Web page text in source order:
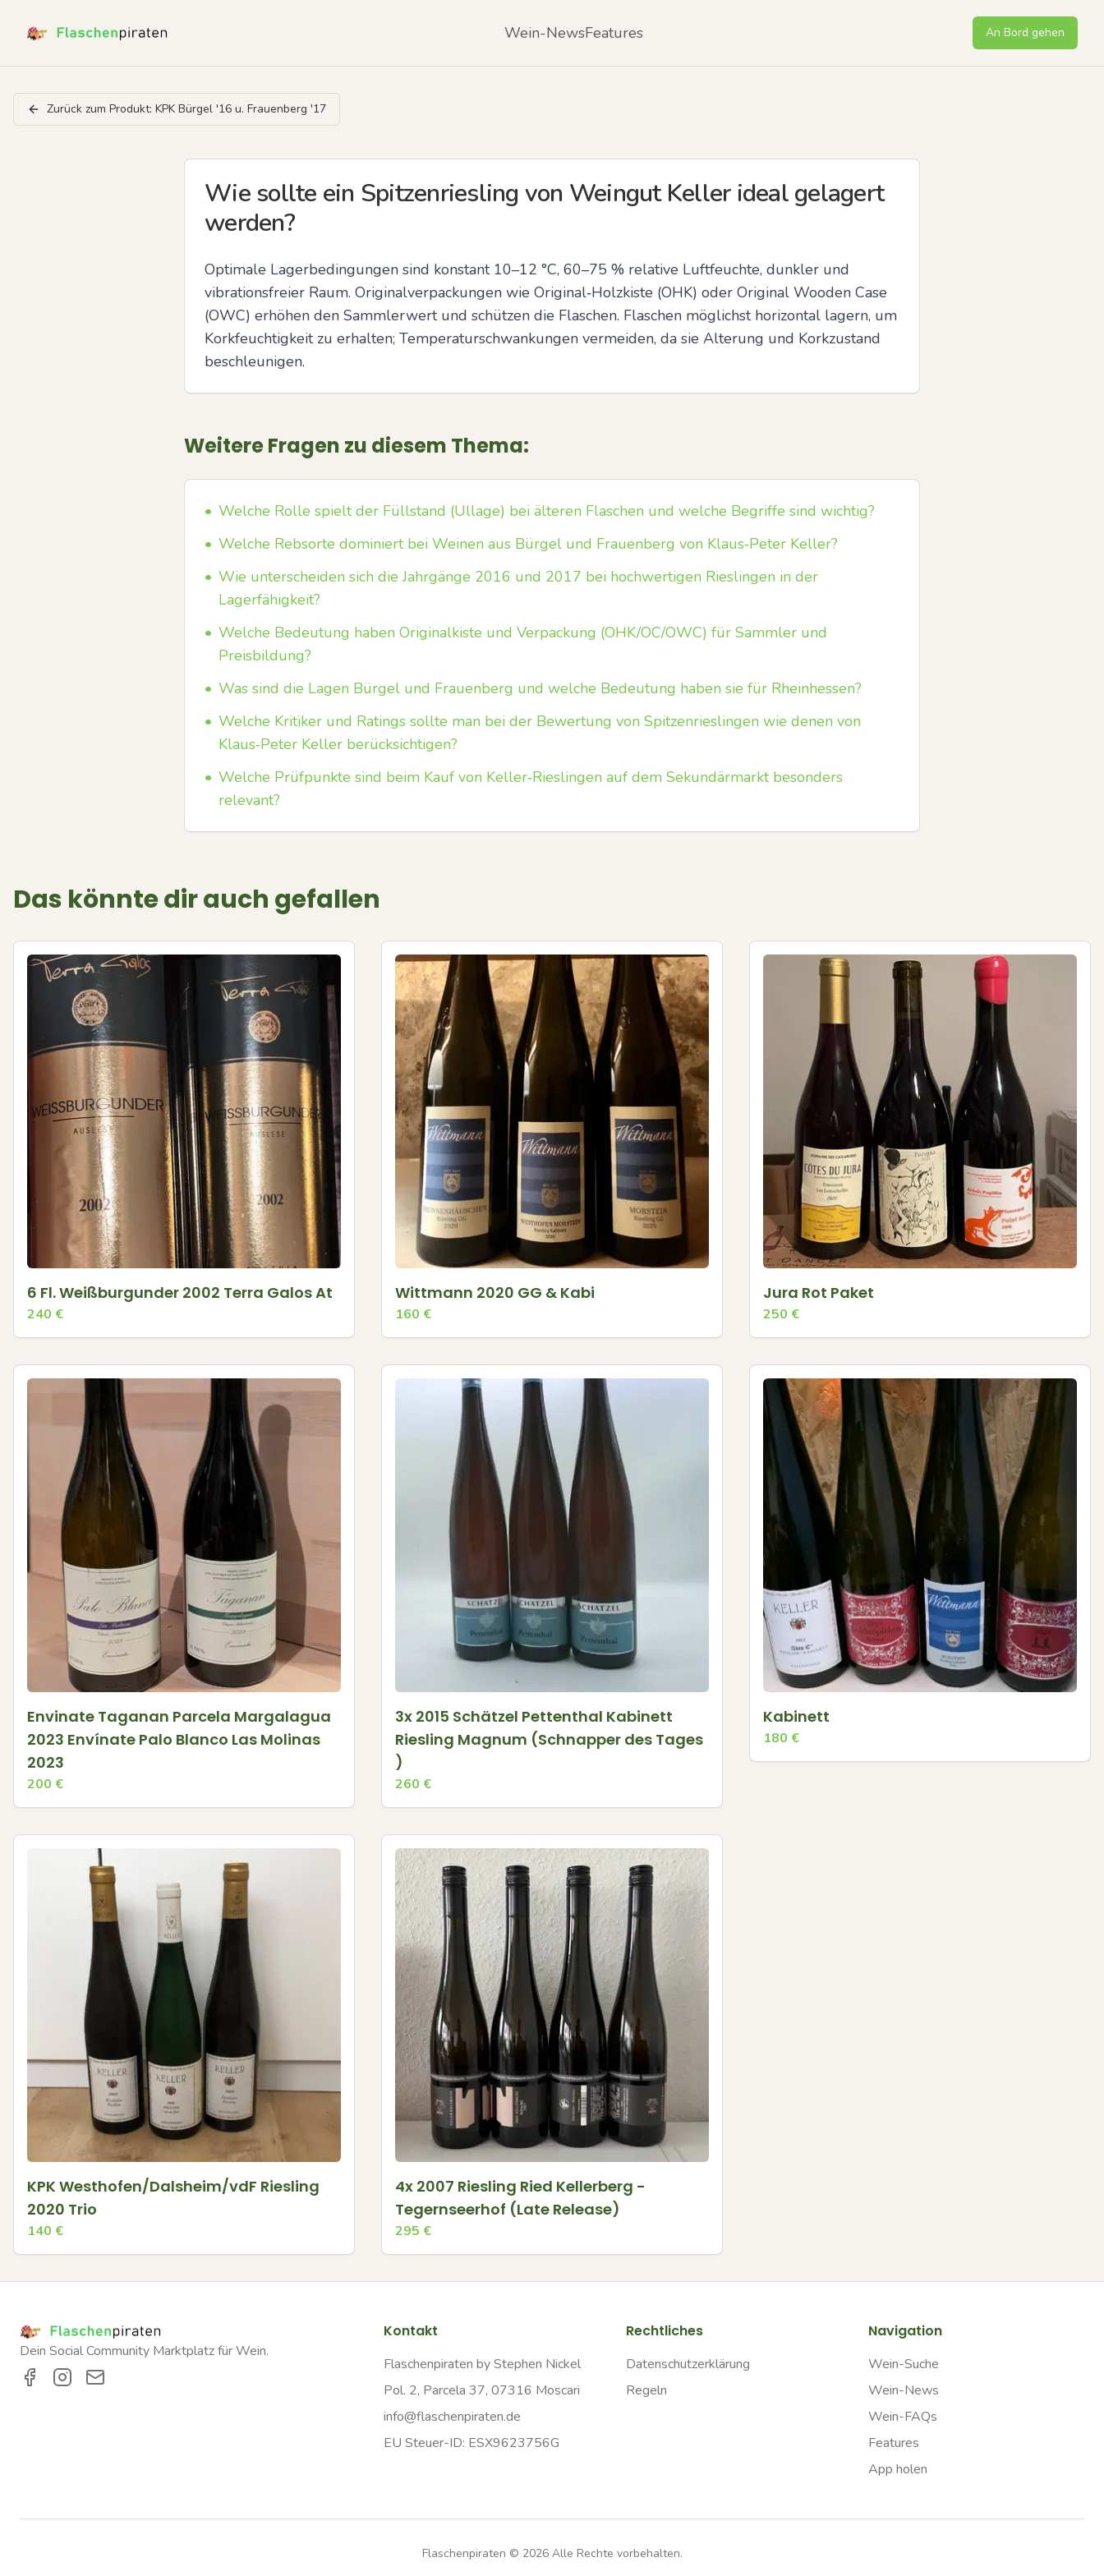
Wein-NewsFeatures An Bord gehen
Zurück zum Produkt: KPK Bürgel '16 u. Frauenberg '17
Wie sollte ein Spitzenriesling von Weingut Keller ideal gelagert
werden?
Optimale Lagerbedingungen sind konstant 10–12 °C, 60–75 % relative Luftfeuchte, dunkler und
vibrationsfreier Raum. Originalverpackungen wie Original‑Holzkiste (OHK) oder Original Wooden Case
(OWC) erhöhen den Sammlerwert und schützen die Flaschen. Flaschen möglichst horizontal lagern, um
Korkfeuchtigkeit zu erhalten; Temperaturschwankungen vermeiden, da sie Alterung und Korkzustand
beschleunigen.
Weitere Fragen zu diesem Thema:
• Welche Rolle spielt der Füllstand (Ullage) bei älteren Flaschen und welche Begriffe sind wichtig?
• Welche Rebsorte dominiert bei Weinen aus Bürgel und Frauenberg von Klaus‑Peter Keller?
• Wie unterscheiden sich die Jahrgänge 2016 und 2017 bei hochwertigen Rieslingen in der
Lagerfähigkeit?
• Welche Bedeutung haben Originalkiste und Verpackung (OHK/OC/OWC) für Sammler und
Preisbildung?
• Was sind die Lagen Bürgel und Frauenberg und welche Bedeutung haben sie für Rheinhessen?
• Welche Kritiker und Ratings sollte man bei der Bewertung von Spitzenrieslingen wie denen von
Klaus‑Peter Keller berücksichtigen?
• Welche Prüfpunkte sind beim Kauf von Keller‑Rieslingen auf dem Sekundärmarkt besonders
relevant?
Das könnte dir auch gefallen
6 Fl. Weißburgunder 2002 Terra Galos At
240 €
Wittmann 2020 GG & Kabi
160 €
Jura Rot Paket
250 €
Envinate Taganan Parcela Margalagua
2023 Envínate Palo Blanco Las Molinas
2023
200 €
3x 2015 Schätzel Pettenthal Kabinett
Riesling Magnum (Schnapper des Tages
)
260 €
Kabinett
180 €
KPK Westhofen/Dalsheim/vdF Riesling
2020 Trio
140 €
4x 2007 Riesling Ried Kellerberg -
Tegernseerhof (Late Release)
295 €
Dein Social Community Marktplatz für Wein.
Kontakt
Flaschenpiraten by Stephen Nickel
Pol. 2, Parcela 37, 07316 Moscari
info@flaschenpiraten.de
EU Steuer-ID: ESX9623756G
Rechtliches
Datenschutzerklärung
Regeln
Navigation
Wein-Suche
Wein-News
Wein-FAQs
Features
App holen
Flaschenpiraten © 2026Alle Rechte vorbehalten.